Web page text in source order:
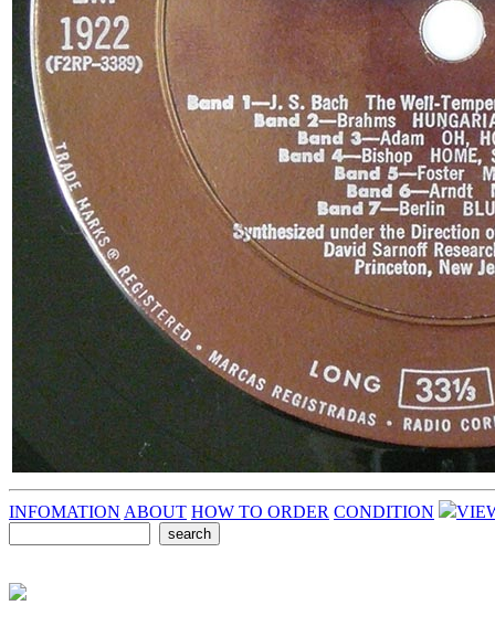
INFOMATION ABOUT HOW TO ORDER CONDITION